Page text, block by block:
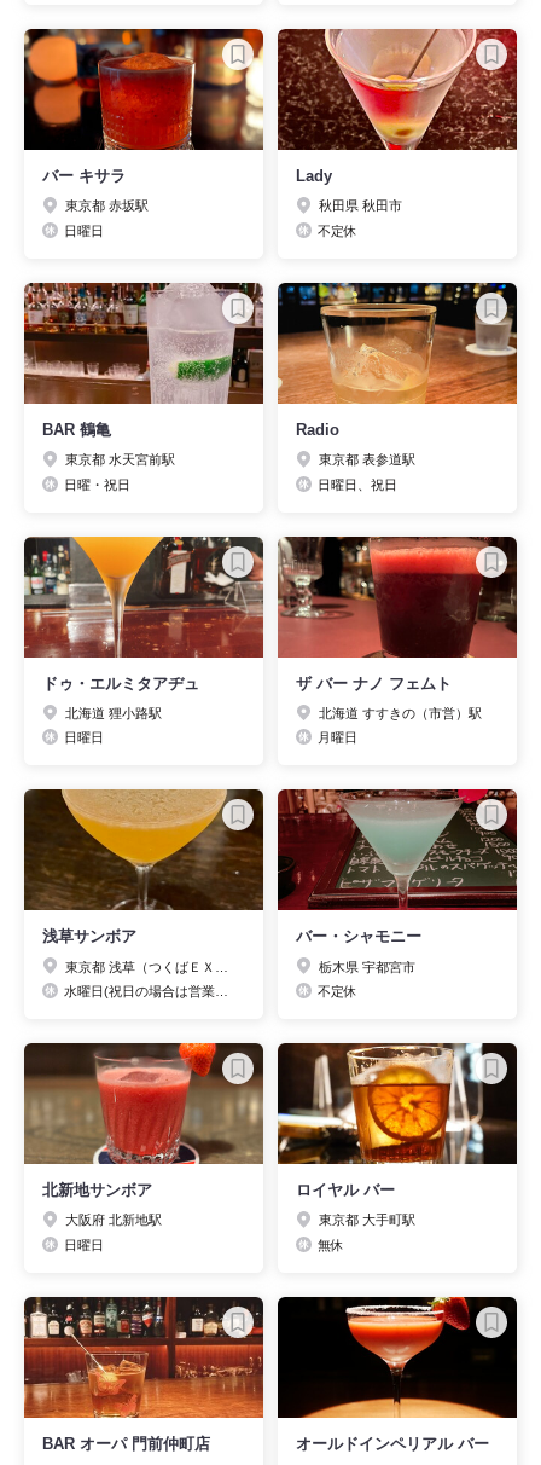
バー キサラ
東京都 赤坂駅
日曜日
Lady
秋田県 秋田市
不定休
BAR 鶴亀
東京都 水天宮前駅
日曜・祝日
Radio
東京都 表参道駅
日曜日、祝日
ドゥ・エルミタアヂュ
北海道 狸小路駅
日曜日
ザ バー ナノ フェムト
北海道 すすきの（市営）駅
月曜日
浅草サンボア バー・シャモニー
栃木県 宇都宮市
不定休
北新地サンボア
大阪府 北新地駅
日曜日
ロイヤル バー
東京都 大手町駅
無休
BAR オーパ 門前仲町店 オールドインペリアル バー